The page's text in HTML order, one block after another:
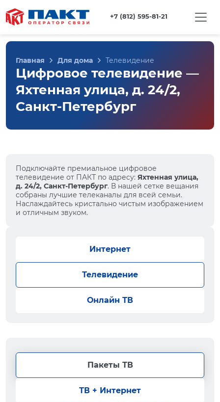
+7 (812) 595-81-21
Главная Для дома Телевидение
Цифровое телевидение —
Яхтенная улица, д. 24/2,
Санкт-Петербург
Подключайте премиальное цифровое
телевидение от ПАКТ по адресу: Яхтенная улица,
д. 24/2, Санкт-Петербург. В нашей сетке вещания
собраны лучшие телеканалы для всей семьи.
Наслаждайтесь кристально чистым изображением
и отличным звуком.
Интернет
Телевидение
Онлайн ТВ
Пакеты ТВ
ТВ + Интернет